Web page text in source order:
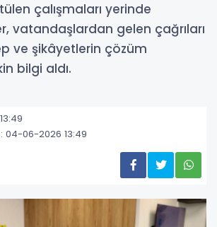
çalışmaları yerinde
vatandaşlardan gelen çağrıları
ve şikâyetlerin çözüm
bilgi aldı.
04-06-2026 13:49